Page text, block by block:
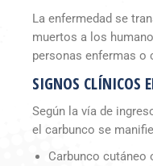
La enfermedad se
muertos a los
personas enfermas o
SIGNOS CLÍNICOS
Según la vía de
el carbunco se
Carbunco cutáneo